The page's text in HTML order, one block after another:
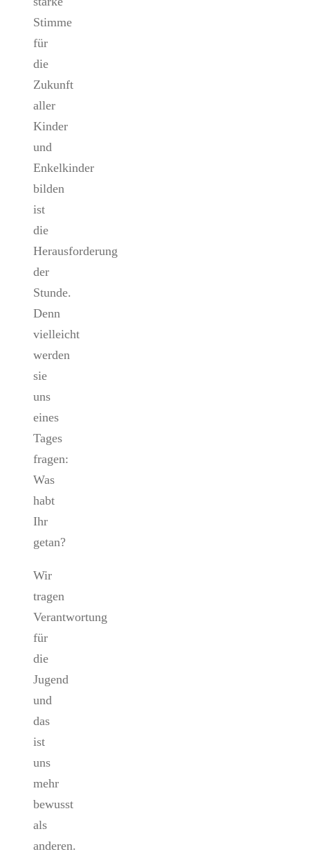
Stimme
für
die
Zukunft
aller
Kinder
und
Enkelkinder
bilden
ist
die
Herausforderung
der
Stunde.
Denn
vielleicht
werden
sie
uns
eines
Tages
fragen:
Was
habt
Ihr
getan?
Wir
tragen
Verantwortung
für
die
Jugend
und
das
ist
uns
mehr
bewusst
als
anderen.